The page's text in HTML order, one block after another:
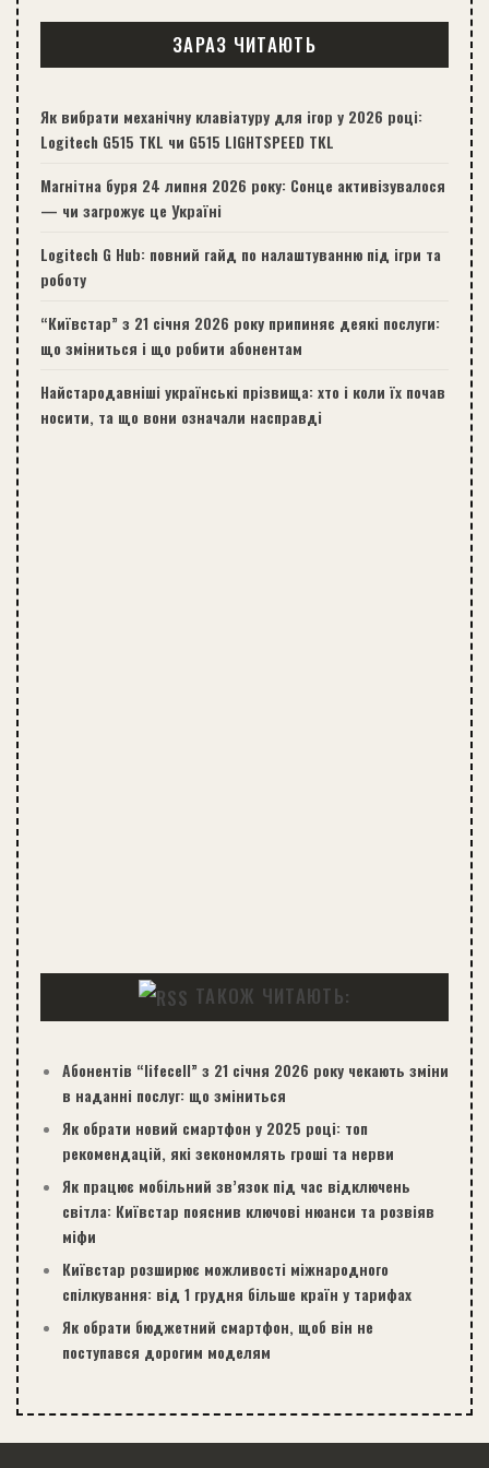
ЗАРАЗ ЧИТАЮТЬ
Як вибрати механічну клавіатуру для ігор у 2026 році:
Logitech G515 TKL чи G515 LIGHTSPEED TKL
Магнітна буря 24 липня 2026 року: Сонце активізувалося
— чи загрожує це Україні
Logitech G Hub: повний гайд по налаштуванню під ігри та
роботу
“Київстар” з 21 січня 2026 року припиняє деякі послуги:
що зміниться і що робити абонентам
Найстародавніші українські прізвища: хто і коли їх почав
носити, та що вони означали насправді
ТАКОЖ ЧИТАЮТЬ:
Абонентів “lifecell” з 21 січня 2026 року чекають зміни
в наданні послуг: що зміниться
Як обрати новий смартфон у 2025 році: топ
рекомендацій, які зекономлять гроші та нерви
Як працює мобільний зв’язок під час відключень
світла: Київстар пояснив ключові нюанси та розвіяв
міфи
Київстар розширює можливості міжнародного
спілкування: від 1 грудня більше країн у тарифах
Як обрати бюджетний смартфон, щоб він не
поступався дорогим моделям